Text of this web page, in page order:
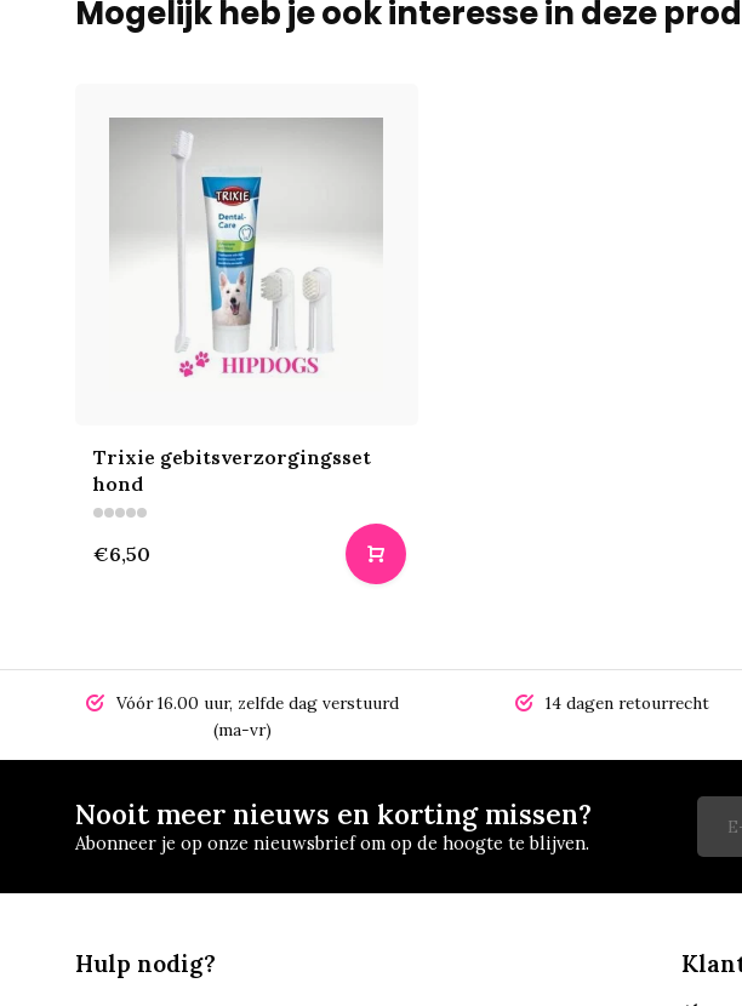
Mogelijk heb je ook interesse in deze
Trixie gebitsverzorgingsset
hond
€6,50
Vóór 16.00 uur, zelfde dag verstuurd
(ma-vr)
14 dagen retourrecht
Nooit meer nieuws en korting missen?
Abonneer je op onze nieuwsbrief om op de hoogte te blijven.
Hulp nodig?